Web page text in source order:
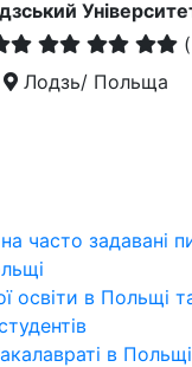
(
Лодзь/ Польща
на часто задавані
освіти в Польщі
в